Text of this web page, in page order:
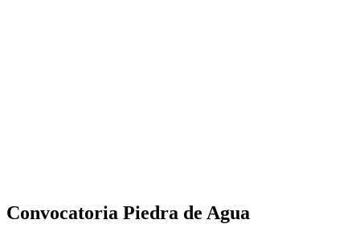
Convocatoria Piedra de Agua